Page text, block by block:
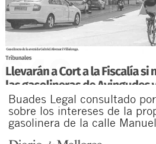
Buades Legal consultado
sobre los intereses de la
gasolinera de la calle